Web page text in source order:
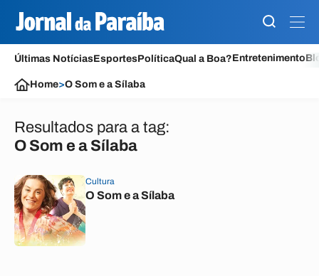
Últimas NotíciasEsportesPolíticaQual a Boa?Entretenimento
Home>O Som e a Sílaba
Resultados para a tag:
O Som e a Sílaba
Cultura
O Som e a Sílaba